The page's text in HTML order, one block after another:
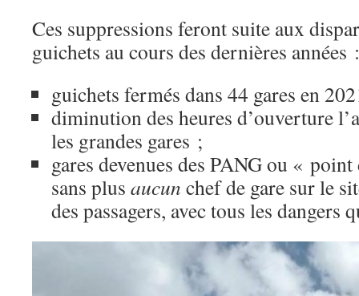
Ces suppressions feront suite aux
guichets au cours des dernières années :
guichets fermés dans 44 gares en
diminution des heures d’ouverture
les grandes gares ;
gares devenues des PANG ou «
sans plus aucun chef de gare sur le
des passagers, avec tous les dangers